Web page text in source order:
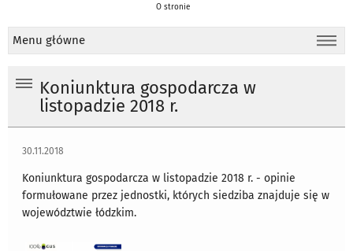
O stronie
Menu główne
Koniunktura gospodarcza w
listopadzie 2018 r.
30.11.2018
Koniunktura gospodarcza w listopadzie 2018 r. - opinie
formułowane przez jednostki, których siedziba znajduje się w
województwie łódzkim.